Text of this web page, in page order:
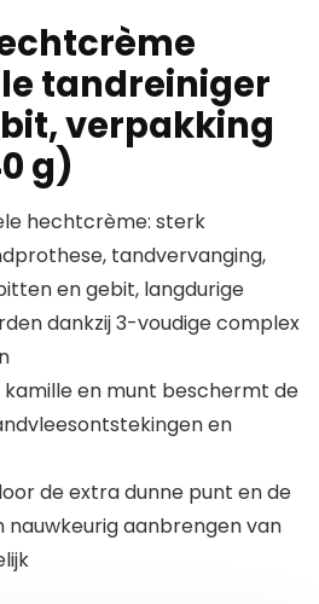
tandreiniger
verpakking
g)
hechtcrème: sterk
tandvervanging,
en gebit, langdurige
dankzij 3-voudige complex
en munt beschermt de
en
de extra dunne punt en de
nauwkeurig aanbrengen van